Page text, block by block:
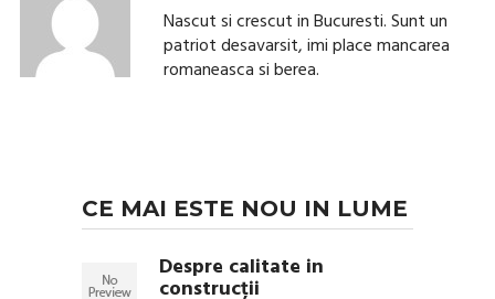
Nascut si crescut in Bucuresti. Sunt un
patriot desavarsit, imi place mancarea
romaneasca si berea.
CE MAI ESTE NOU IN LUME
Despre calitate in
construcții